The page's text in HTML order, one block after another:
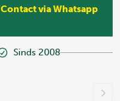
Contactvia Whatsapp
Sinds 2008